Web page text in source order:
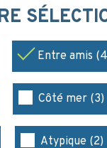
Entre amis
Côté mer (3)
Atypique (2)